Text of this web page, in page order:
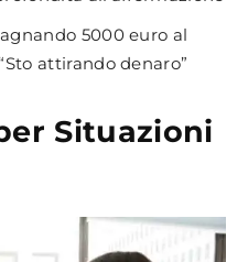
5000 euro al
attirando denaro”
Situazioni